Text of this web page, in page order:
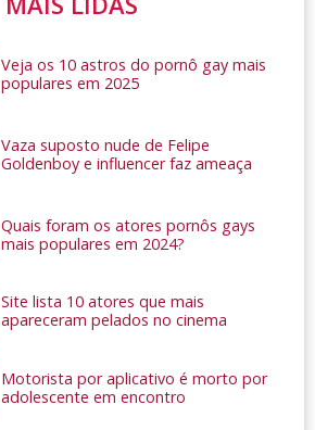
Veja os 10 astros do pornô gay mais
populares em 2025
Vaza suposto nude de Felipe
Goldenboy e influencer faz ameaça
Quais foram os atores pornôs gays
mais populares em 2024?
Site lista 10 atores que mais
apareceram pelados no cinema
Motorista por aplicativo é morto por
adolescente em encontro